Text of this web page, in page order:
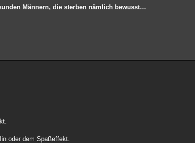
Männern, die sterben nämlich bewusst…
oder dem Spaßeffekt.